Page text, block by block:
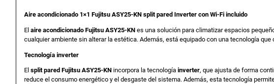
Aire acondicionado 1×1 Fujitsu ASY25-KN split pared Inverter con Wi-Fi incluido
El aire acondicionado Fujitsu ASY25-KN es una solución para climatizar espacios
cualquier ambiente sin alterar la estética. Además, está equipado con una tecnología
Tecnología inverter
El split pared Fujitsu ASY25-KN incorpora la tecnología inverter, que ajusta de forma
reduce el consumo energético y el desgaste del sistema. Además, esta tecnología